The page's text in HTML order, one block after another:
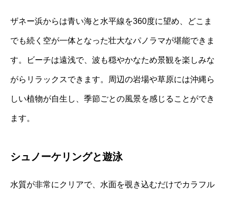
ザネー浜からは青い海と水平線を360度に望め、どこま
でも続く空が一体となった壮大なパノラマが堪能できま
す。ビーチは遠浅で、波も穏やかなため景観を楽しみな
がらリラックスできます。周辺の岩場や草原には沖縄ら
しい植物が自生し、季節ごとの風景を感じることができ
ます。
シュノーケリングと遊泳
水質が非常にクリアで、水面を覗き込むだけでカラフル